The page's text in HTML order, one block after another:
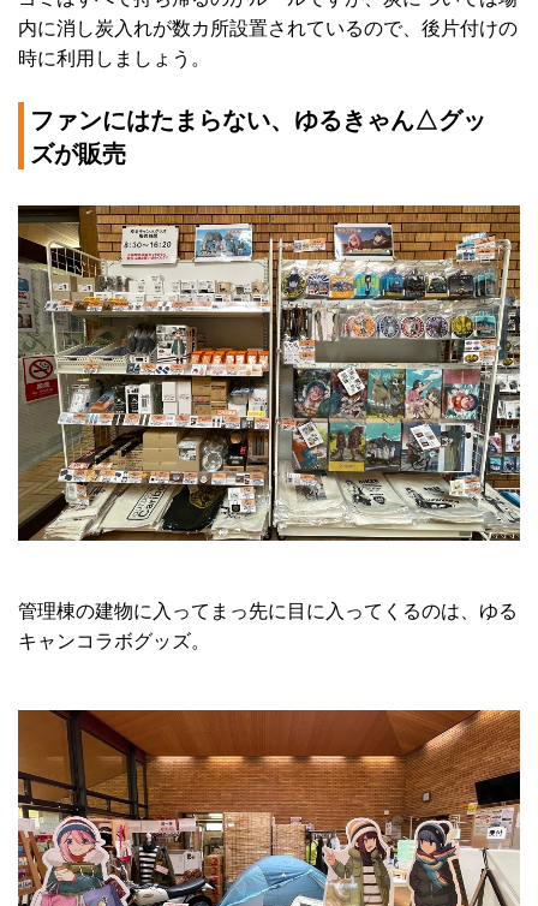
内に消し炭入れが数カ所設置されているので、後片付けの
時に利用しましょう。
ファンにはたまらない、ゆるきゃん△グッ
ズが販売
管理棟の建物に入ってまっ先に目に入ってくるのは、ゆる
キャンコラボグッズ。